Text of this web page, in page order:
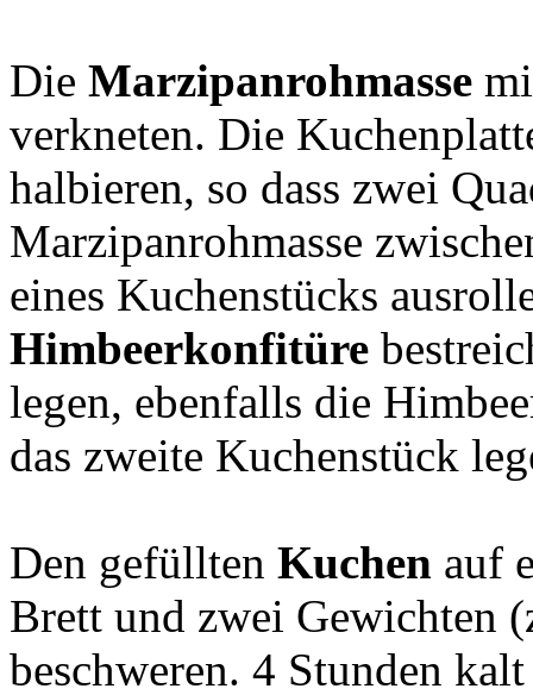
Die Marzipanrohmasse
verkneten. Die
halbieren, so dass zwei
Marzipanrohmasse
eines Kuchenstücks
Himbeerkonfitüre
legen, ebenfalls die
das zweite Kuchenstück
Den gefüllten Kuchen auf
Brett und zwei Gewichten
beschweren. 4 Stunden